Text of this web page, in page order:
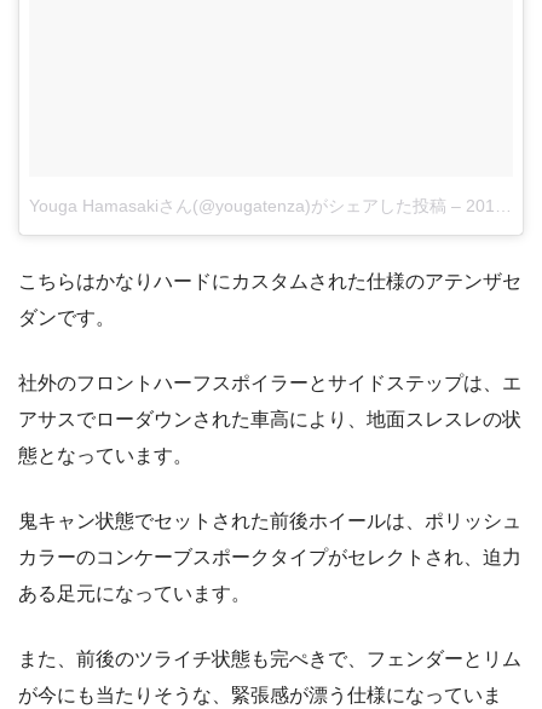
Youga Hamasakiさん(@yougatenza)がシェアした投稿 – 2018年 5月月27日午前7時02分PDT
こちらはかなりハードにカスタムされた仕様のアテンザセ
ダンです。
社外のフロントハーフスポイラーとサイドステップは、エ
アサスでローダウンされた車高により、地面スレスレの状
態となっています。
鬼キャン状態でセットされた前後ホイールは、ポリッシュ
カラーのコンケーブスポークタイプがセレクトされ、迫力
ある足元になっています。
また、前後のツライチ状態も完ぺきで、フェンダーとリム
が今にも当たりそうな、緊張感が漂う仕様になっていま